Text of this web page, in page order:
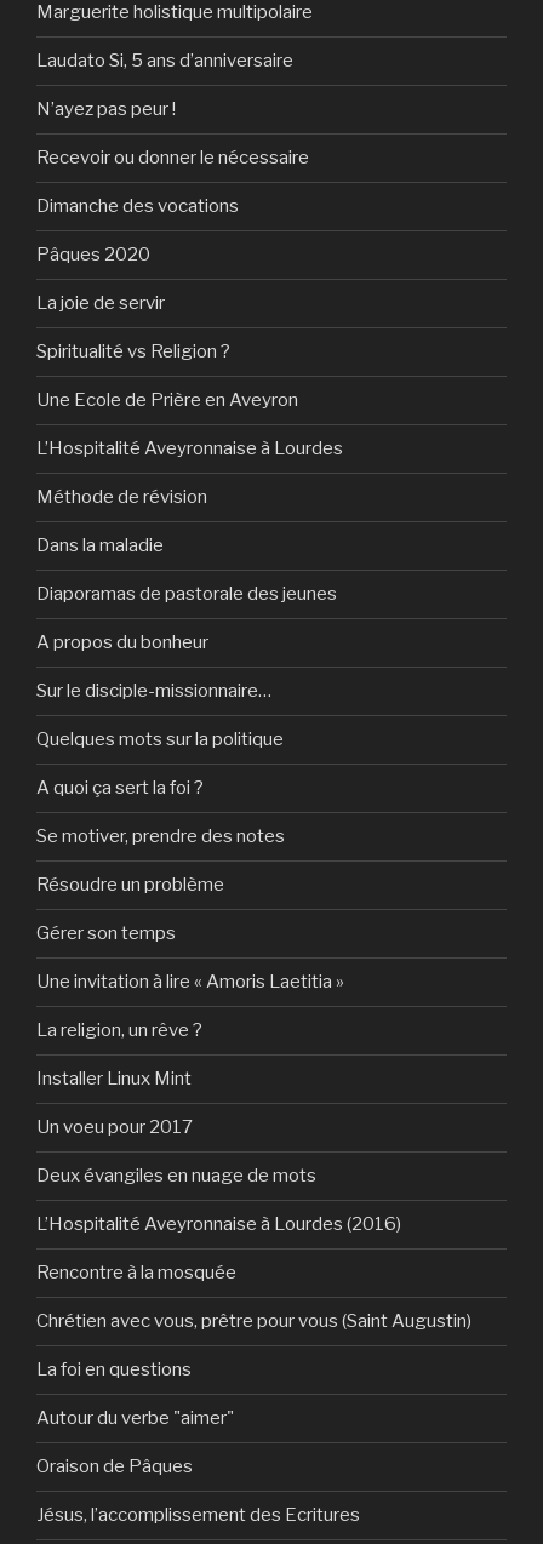
Marguerite holistique multipolaire
Laudato Si, 5 ans d’anniversaire
N’ayez pas peur !
Recevoir ou donner le nécessaire
Dimanche des vocations
Pâques 2020
La joie de servir
Spiritualité vs Religion ?
Une Ecole de Prière en Aveyron
L’Hospitalité Aveyronnaise à Lourdes
Méthode de révision
Dans la maladie
Diaporamas de pastorale des jeunes
A propos du bonheur
Sur le disciple-missionnaire…
Quelques mots sur la politique
A quoi ça sert la foi ?
Se motiver, prendre des notes
Résoudre un problème
Gérer son temps
Une invitation à lire « Amoris Laetitia »
La religion, un rêve ?
Installer Linux Mint
Un voeu pour 2017
Deux évangiles en nuage de mots
L’Hospitalité Aveyronnaise à Lourdes (2016)
Rencontre à la mosquée
Chrétien avec vous, prêtre pour vous (Saint Augustin)
La foi en questions
Autour du verbe "aimer"
Oraison de Pâques
Jésus, l’accomplissement des Ecritures